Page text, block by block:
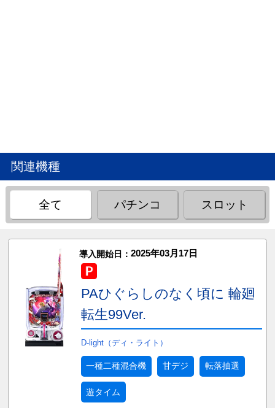
関連機種
全て パチンコ スロット
導入開始日： 2025年03月17日
PAひぐらしのなく頃に 輪廻
転生99Ver.
D-light（ディ・ライト）
一種二種混合機 甘デジ 転落抽選
遊タイム